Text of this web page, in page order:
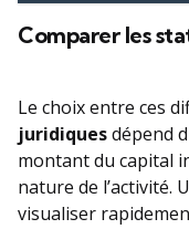
Comparer les
Le choix entre ces
juridiquesdépend
montant du capital
nature de l’activité.
visualiser